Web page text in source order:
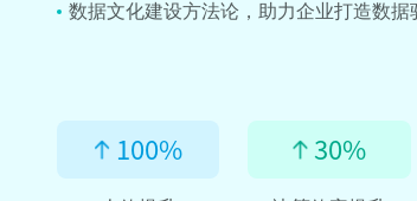
数据文化建设方法论，助力企业打造数据
100% 30%